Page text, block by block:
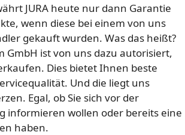
JURA heute nur dann Garantie
wenn diese bei einem von uns
gekauft wurden. Was das heißt?
GmbH ist von uns dazu autorisiert,
Dies bietet Ihnen beste
Und die liegt uns
Egal, ob Sie sich vor der
informieren wollen oder bereits eine
haben.